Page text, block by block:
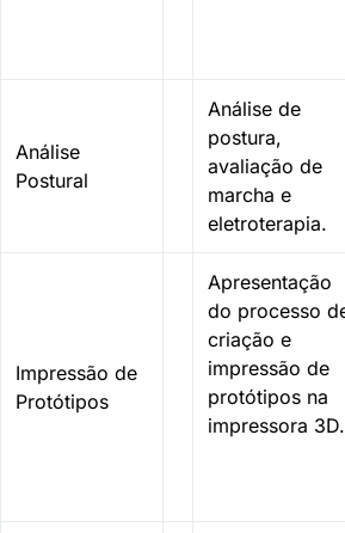
Análise
Postural
Análise de
postura,
avaliação de
marcha e
eletroterapia.
Impressão de
Protótipos
Apresentação
do processo
criação e
impressão de
protótipos na
impressora 3D.